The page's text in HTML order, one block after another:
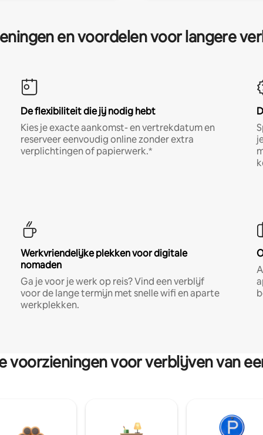
en voordelen voor langere
De flexibiliteit die jij nodig hebt
Kies je exacte aankomst- en vertrekdatum en
reserveer eenvoudig online zonder extra
verplichtingen of papierwerk.*
Werkvriendelijke plekken voor digitale
nomaden
Ga je voor je werk op reis? Vind een verblijf
voor de lange termijn met snelle wifi en aparte
werkplekken.
voorzieningen voor verblijven van